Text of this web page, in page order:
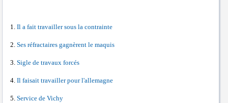
Il a fait travailler sous la contrainte
Ses réfractaires gagnèrent le maquis
Sigle de travaux forcés
Il faisait travailler pour l'allemagne
Service de Vichy